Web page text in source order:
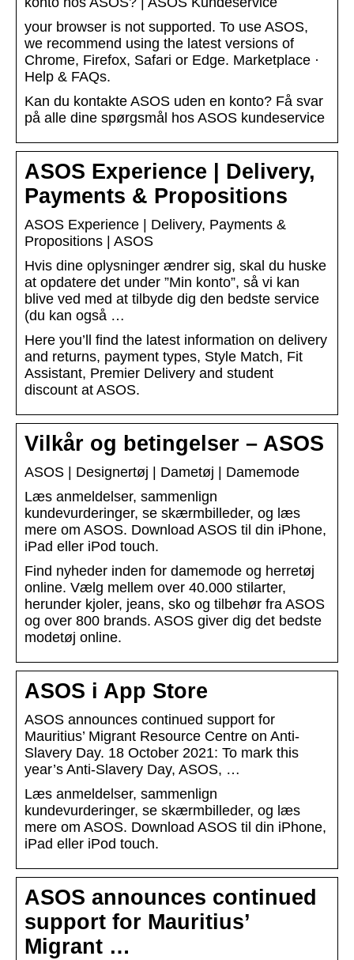
your browser is not supported. To use ASOS,
we recommend using the latest versions of
Chrome, Firefox, Safari or Edge. Marketplace ·
Help & FAQs.
Kan du kontakte ASOS uden en konto? Få svar
på alle dine spørgsmål hos ASOS kundeservice
ASOS Experience | Delivery,
Payments & Propositions
ASOS Experience | Delivery, Payments &
Propositions | ASOS
Hvis dine oplysninger ændrer sig, skal du huske
at opdatere det under ”Min konto”, så vi kan
blive ved med at tilbyde dig den bedste service
(du kan også …
Here you’ll find the latest information on delivery
and returns, payment types, Style Match, Fit
Assistant, Premier Delivery and student
discount at ASOS.
Vilkår og betingelser – ASOS
ASOS | Designertøj | Dametøj | Damemode
Læs anmeldelser, sammenlign
kundevurderinger, se skærmbilleder, og læs
mere om ASOS. Download ASOS til din iPhone,
iPad eller iPod touch.
Find nyheder inden for damemode og herretøj
online. Vælg mellem over 40.000 stilarter,
herunder kjoler, jeans, sko og tilbehør fra ASOS
og over 800 brands. ASOS giver dig det bedste
modetøj online.
ASOS i App Store
ASOS announces continued support for
Mauritius’ Migrant Resource Centre on Anti-
Slavery Day. 18 October 2021: To mark this
year’s Anti-Slavery Day, ASOS, …
Læs anmeldelser, sammenlign
kundevurderinger, se skærmbilleder, og læs
mere om ASOS. Download ASOS til din iPhone,
iPad eller iPod touch.
ASOS announces continued
support for Mauritius’
Migrant …